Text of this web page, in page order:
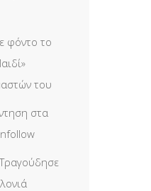
φόντο το
του
στα